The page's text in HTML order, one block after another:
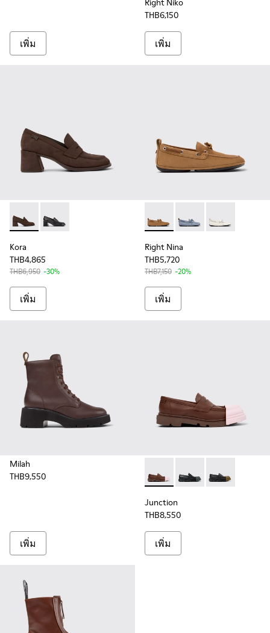
เพิ่ม
Right Niko
THB6,150
เพิ่ม
Kora - K201798-002 - Brown Nubuck Moccasins for Women.
Kora - K201798-001
Kora
THB4,865
THB6,950 -30%
เพิ่ม
Right Nina - K201848-003 -
Right Nina -Right Nina -
Right Nina
THB5,720
THB7,150 -20%
เพิ่ม
Milah
THB9,550
เพิ่ม
Junction - K201633-010 -
Junction - K201633-
Junction -
Junction
THB8,550
เพิ่ม